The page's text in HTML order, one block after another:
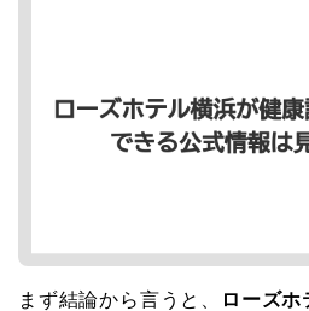
まず結論から言うと、
ローズ